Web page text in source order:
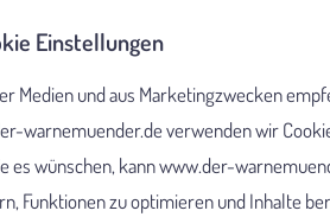
Einstellungen
Medien und aus Marketingzwecken
warnemuender.de verwenden wir
es wünschen, kann www.der-
Funktionen zu optimieren und Inhalte